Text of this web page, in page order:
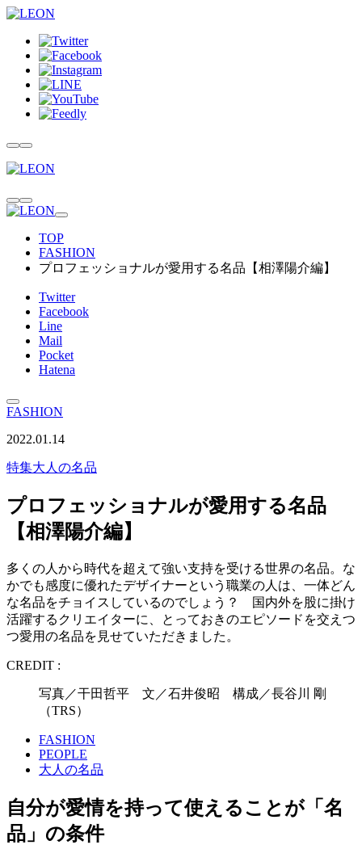
TOP
FASHION
プロフェッショナルが愛用する名品【相澤陽介編】
Twitter
Facebook
Line
Mail
Pocket
Hatena
FASHION
2022.01.14
特集大人の名品
プロフェッショナルが愛用する名品
【相澤陽介編】
多くの人から時代を超えて強い支持を受ける世界の名品。な
かでも感度に優れたデザイナーという職業の人は、一体どん
な名品をチョイスしているのでしょう？ 国内外を股に掛け
活躍するクリエイターに、とっておきのエピソードを交えつ
つ愛用の名品を見せていただきました。
CREDIT :
写真／干田哲平 文／石井俊昭 構成／長谷川 剛
（TRS）
FASHION
PEOPLE
大人の名品
自分が愛情を持って使えることが「名
品」の条件